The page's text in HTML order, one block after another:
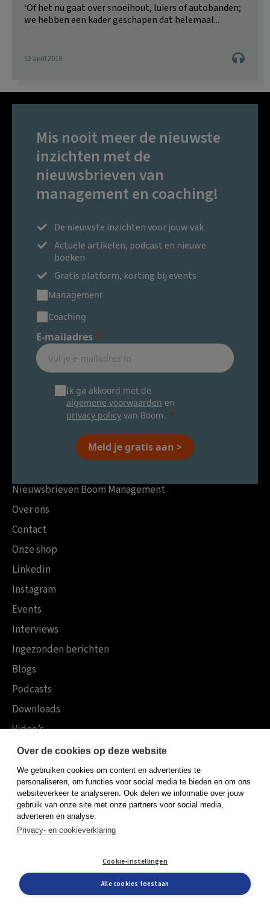
‘Of het nu gaat over snoeihout, luiers of autobanden;
we hebben een kader geschapen dat helemaal...
12 april 2019
Mis nooit meer de nieuwste
inzichten met de
nieuwsbrieven van
management en coaching!
De nieuwste inzichten voor jouw vak
Actuele artikelen, podcast en nieuwe
boeken
Gratis platform, korting bij events
Management
Coaching
E-mailadres
Ik ga akkoord met de
algemene voorwaarden en
privacy policy van Boom.
Meld je gratis aan >
Nieuwsbrieven Boom Management
Over ons
Contact
Onze shop
Linkedin
Instagram
Events
Interviews
Ingezonden berichten
Blogs
Podcasts
Downloads
Video’s
Tijdschrift M&O
Leren Veranderen
Veranderen als samenspel
Boekensites
Koninklijke Boom uitgevers
Boom Hoger Onderwijs
Over de cookies op deze website
We gebruiken cookies om content en advertenties te
personaliseren, om functies voor social media te bieden en om ons
websiteverkeer te analyseren. Ook delen we informatie over jouw
gebruik van onze site met onze partners voor social media,
adverteren en analyse.
Privacy- en cookieverklaring
Cookie-instellingen
Alle cookies toestaan